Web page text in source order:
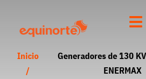
Inicio
/
Generadores de 130
ENERMAX